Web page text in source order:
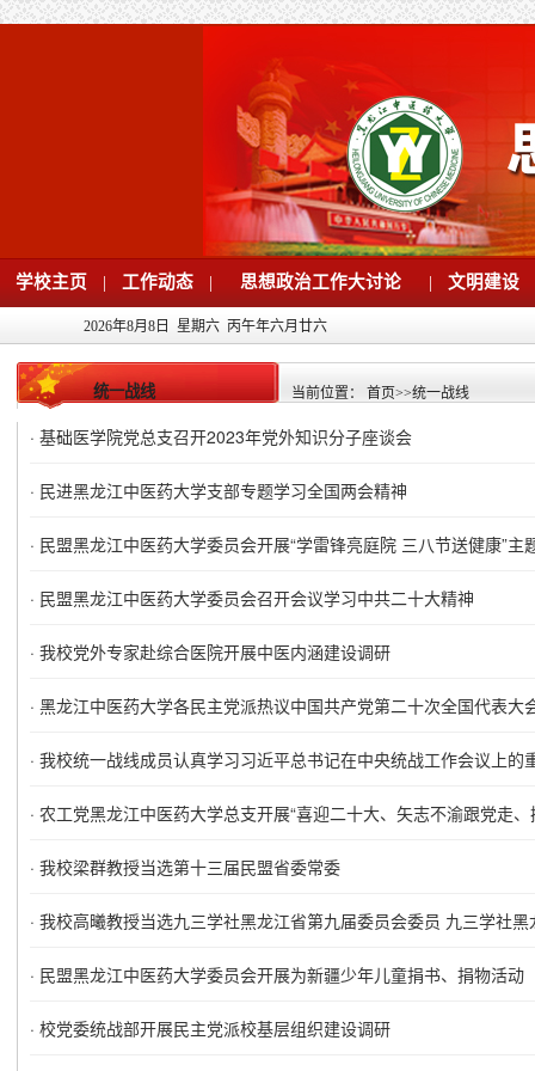
学校主页 | 工作动态 | 思想政治工作大讨论 | 文明建设
2026年8月8日 星期六 丙午年六月廿六
统一战线 当前位置： 首页>>统一战线
· 基础医学院党总支召开2023年党外知识分子座谈会
· 民进黑龙江中医药大学支部专题学习全国两会精神
· 民盟黑龙江中医药大学委员会开展“学雷锋亮庭院 三八节送健康”主
· 民盟黑龙江中医药大学委员会召开会议学习中共二十大精神
· 我校党外专家赴综合医院开展中医内涵建设调研
· 黑龙江中医药大学各民主党派热议中国共产党第二十次全国代表大
· 我校统一战线成员认真学习习近平总书记在中央统战工作会议上的
· 农工党黑龙江中医药大学总支开展“喜迎二十大、矢志不渝跟党走
· 我校梁群教授当选第十三届民盟省委常委
· 我校高曦教授当选九三学社黑龙江省第九届委员会委员 九三学社
· 民盟黑龙江中医药大学委员会开展为新疆少年儿童捐书、捐物活动
· 校党委统战部开展民主党派校基层组织建设调研